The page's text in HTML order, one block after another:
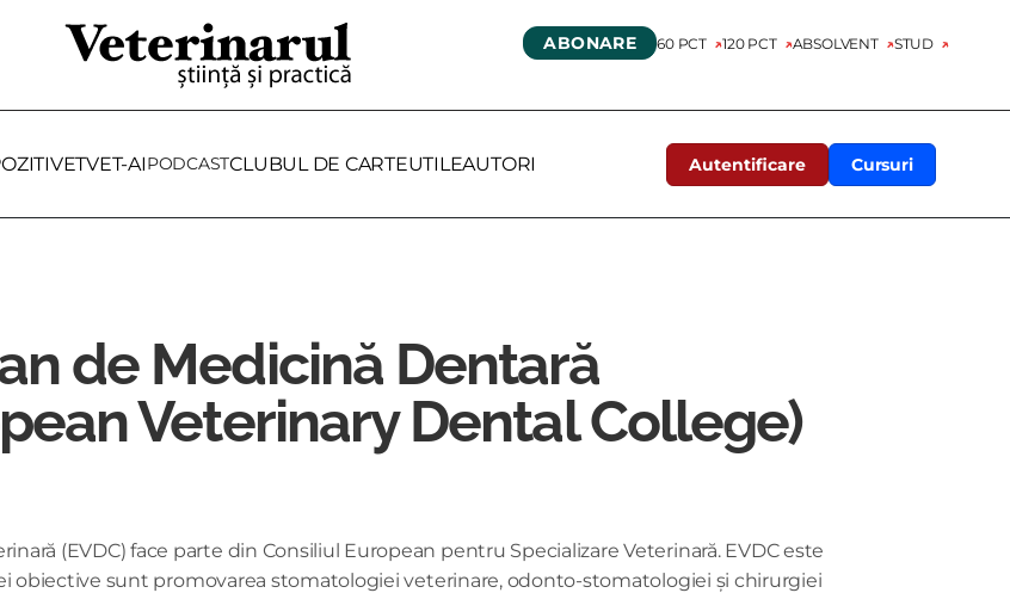
ABONARE 60 PCT 120 PCT ABSOLVENT STUD
Autentificare Cursuri
VET-AIPODCASTCLUBUL DE CARTEUTILEAUTORI
de Medicină Dentară
Veterinary Dental College)
(EVDC) face parte din Consiliul European pentru Specializare Veterinară. EVDC este
obiective sunt promovarea stomatologiei veterinare, odonto-stomatologiei și chirurgiei